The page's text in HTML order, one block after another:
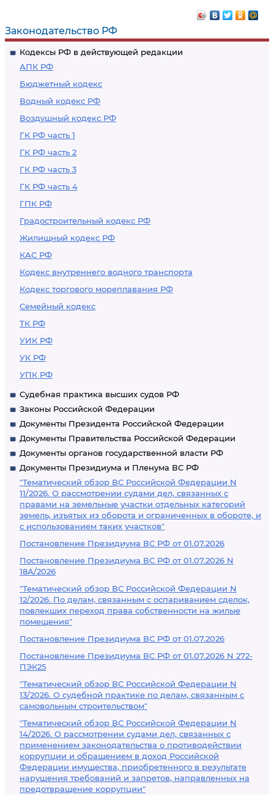
Законодательство РФ
Кодексы РФ в действующей редакции
АПК РФ
Бюджетный кодекс
Водный кодекс РФ
Воздушный кодекс РФ
ГК РФ часть 1
ГК РФ часть 2
ГК РФ часть 3
ГК РФ часть 4
ГПК РФ
Градостроительный кодекс РФ
Жилищный кодекс РФ
КАС РФ
Кодекс внутреннего водного транспорта
Кодекс торгового мореплавания РФ
Семейный кодекс
ТК РФ
УИК РФ
УК РФ
УПК РФ
Судебная практика высших судов РФ
Законы Российской Федерации
Документы Президента Российской Федерации
Документы Правительства Российской Федерации
Документы органов государственной власти РФ
Документы Президиума и Пленума ВС РФ
"Тематический обзор ВС Российской Федерации N
11/2026. О рассмотрении судами дел, связанных с
правами на земельные участки отдельных категорий
земель, изъятых из оборота и ограниченных в обороте, и
с использованием таких участков"
Постановление Президиума ВС РФ от 01.07.2026
Постановление Президиума ВС РФ от 01.07.2026 N
18А/2026
"Тематический обзор ВС Российской Федерации N
12/2026. По делам, связанным с оспариванием сделок,
повлекших переход права собственности на жилые
помещения"
Постановление Президиума ВС РФ от 01.07.2026
Постановление Президиума ВС РФ от 01.07.2026 N 272-
ПЭК25
"Тематический обзор ВС Российской Федерации N
13/2026. О судебной практике по делам, связанным с
самовольным строительством"
"Тематический обзор ВС Российской Федерации N
14/2026. О рассмотрении судами дел, связанных с
применением законодательства о противодействии
коррупции и обращением в доход Российской
Федерации имущества, приобретенного в результате
нарушения требований и запретов, направленных на
предотвращение коррупции"